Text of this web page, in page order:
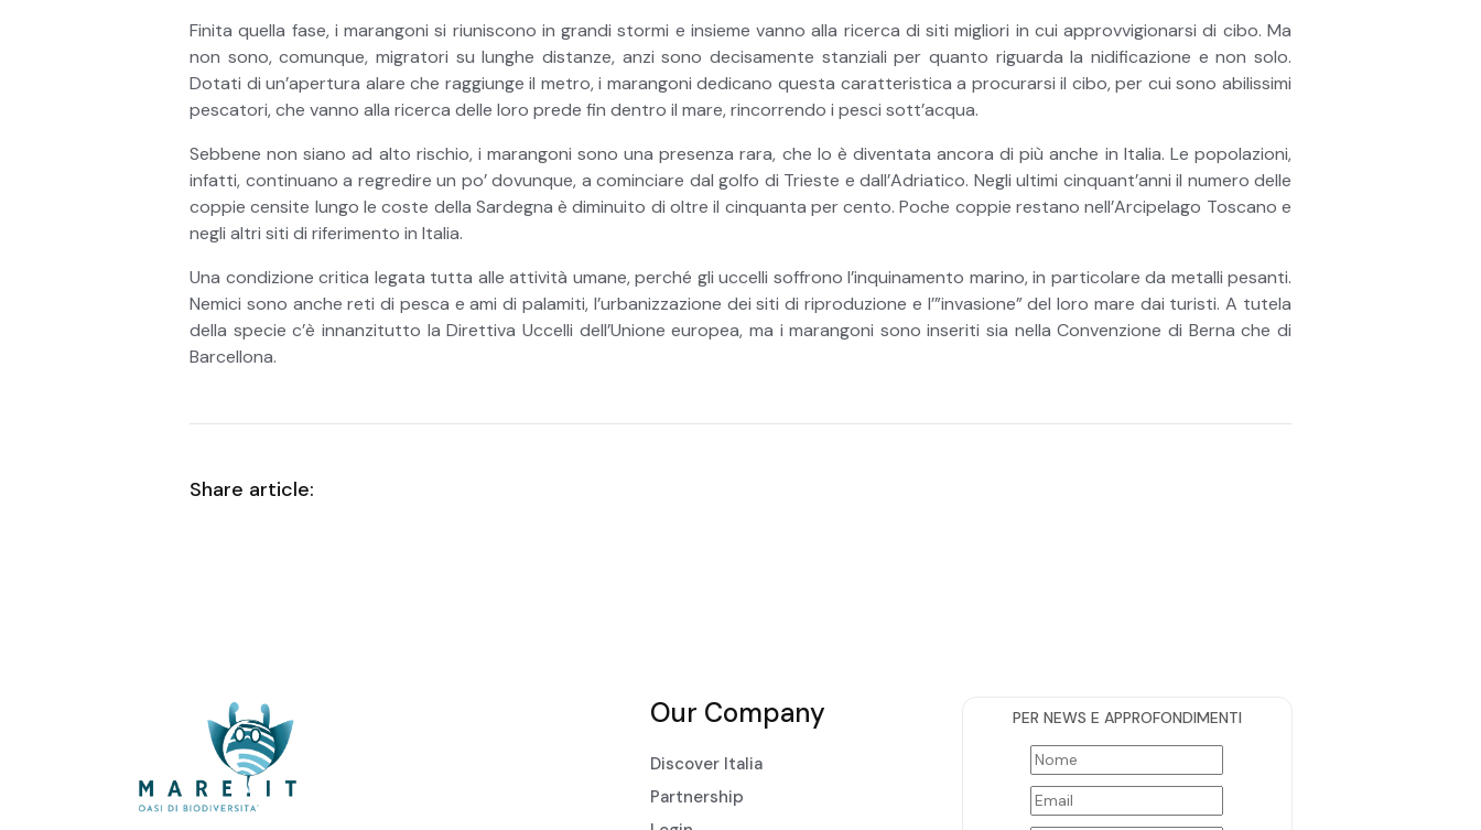
Finita quella fase, i marangoni si riuniscono in grandi stormi e insieme vanno alla ricerca di siti migliori in cui approvvigionarsi di cibo. Ma
non sono, comunque, migratori su lunghe distanze, anzi sono decisamente stanziali per quanto riguarda la nidificazione e non solo.
Dotati di un’apertura alare che raggiunge il metro, i marangoni dedicano questa caratteristica a procurarsi il cibo, per cui sono abilissimi
pescatori, che vanno alla ricerca delle loro prede fin dentro il mare, rincorrendo i pesci sott’acqua.
Sebbene non siano ad alto rischio, i marangoni sono una presenza rara, che lo è diventata ancora di più anche in Italia. Le popolazioni,
infatti, continuano a regredire un po’ dovunque, a cominciare dal golfo di Trieste e dall’Adriatico. Negli ultimi cinquant’anni il numero delle
coppie censite lungo le coste della Sardegna è diminuito di oltre il cinquanta per cento. Poche coppie restano nell’Arcipelago Toscano e
negli altri siti di riferimento in Italia.
Una condizione critica legata tutta alle attività umane, perché gli uccelli soffrono l’inquinamento marino, in particolare da metalli pesanti.
Nemici sono anche reti di pesca e ami di palamiti, l’urbanizzazione dei siti di riproduzione e l’”invasione” del loro mare dai turisti. A tutela
della specie c’è innanzitutto la Direttiva Uccelli dell’Unione europea, ma i marangoni sono inseriti sia nella Convenzione di Berna che di
Barcellona.
Share article:
Our Company
Discover Italia
Partnership
PER NEWS E APPROFONDIMENTI